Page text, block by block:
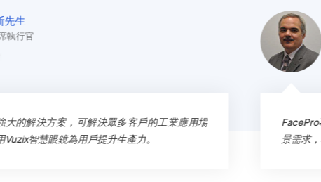
先生
執行官
大的解決方案，可解決眾多客戶的工業應用場
智慧眼鏡為用戶提升生產力。
景需求